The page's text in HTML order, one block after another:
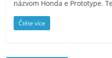
názvom Honda e Prototype.
Čtěte více